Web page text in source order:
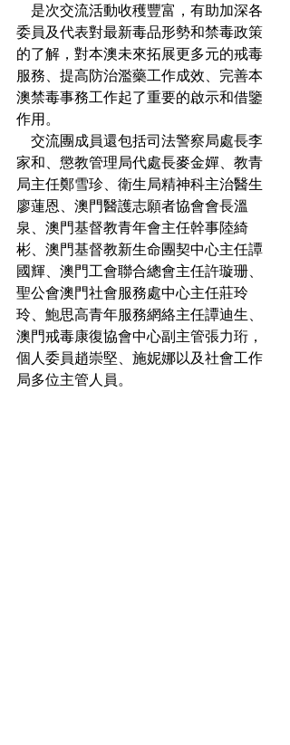
是次交流活動收穫豐富，有助加深各
委員及代表對最新毒品形勢和禁毒政策
的了解，對本澳未來拓展更多元的戒毒
服務、提高防治濫藥工作成效、完善本
澳禁毒事務工作起了重要的啟示和借鑒
作用。
交流團成員還包括司法警察局處長李
家和、懲教管理局代處長麥金嬋、教青
局主任鄭雪珍、衛生局精神科主治醫生
廖蓮恩、澳門醫護志願者協會會長溫
泉、澳門基督教青年會主任幹事陸綺
彬、澳門基督教新生命團契中心主任譚
國輝、澳門工會聯合總會主任許璇珊、
聖公會澳門社會服務處中心主任莊玲
玲、鮑思高青年服務網絡主任譚迪生、
澳門戒毒康復協會中心副主管張力珩，
個人委員趙崇堅、施妮娜以及社會工作
局多位主管人員。